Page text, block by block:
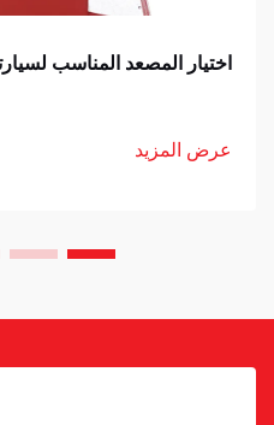
اختيار المصعد المناسب
عرض المزيد